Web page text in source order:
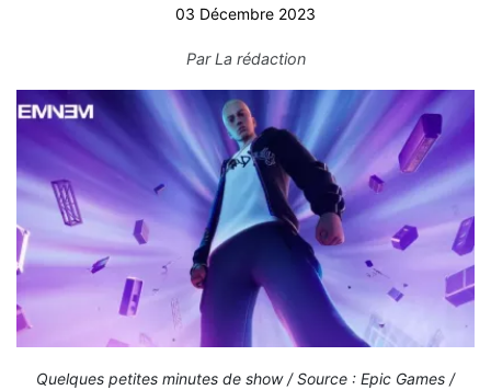
03 Décembre 2023
ParLa rédaction
Quelques petites minutes de show / Source : Epic Games /